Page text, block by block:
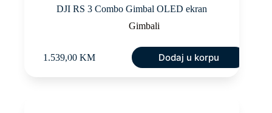
DJI RS 3 Combo Gimbal OLED ekran
Gimbali
1.539,00 KM Dodaj u korpu